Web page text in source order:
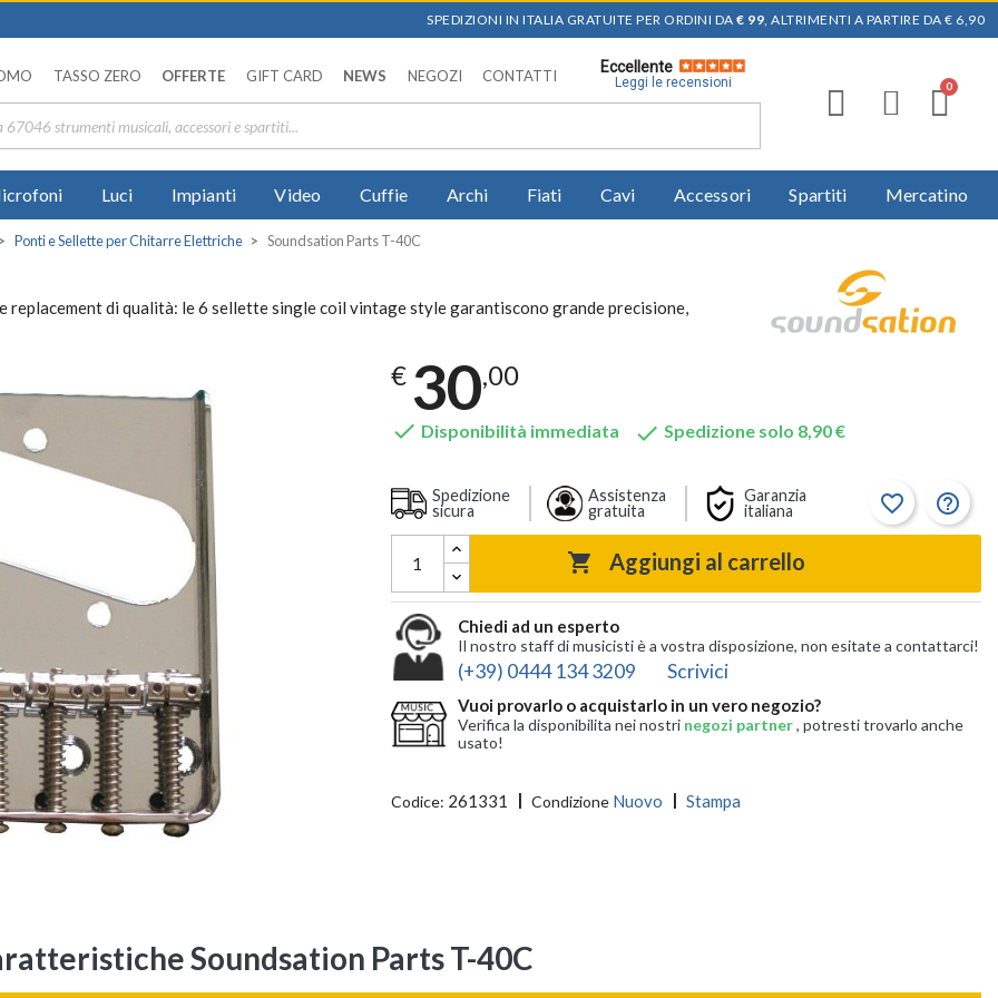
SPEDIZIONI IN ITALIA GRATUITE PER ORDINI DA € 99, ALTRIMENTI A PARTIRE DA € 6,90
TASSO ZERO OFFERTE GIFT CARD NEWS NEGOZI CONTATTI
Eccellente
Leggi le recensioni
Luci Impianti Video Cuffie Archi Fiati Cavi Accessori Spartiti Mercatino
Ponti e Sellette per Chitarre Elettriche Soundsation Parts T-40C
replacement di qualità: le 6 sellette single coil vintage style garantiscono grande precisione,
€ 30,00
 Disponibilità immediata  Spedizione solo 8,90 €
Spedizione
sicura
Assistenza
gratuita
Garanzia
italiana
favorite_border help_outline
 Aggiungi al carrello
Chiedi ad un esperto
Il nostro staff di musicisti è a vostra disposizione, non esitate a contattarci!
(+39) 0444 134 3209 Scrivici
Vuoi provarlo o acquistarlo in un vero negozio?
Verifica la disponibilita nei nostri negozi partner, potresti trovarlo anche
usato!
Codice: 261331 Condizione Nuovo Stampa
Soundsation Parts T-40C